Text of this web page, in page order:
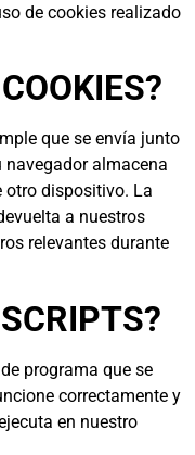
de cookies realizado
que se envía junto
almacena
otro dispositivo. La
a nuestros
relevantes durante
programa que se
correctamente y
en nuestro